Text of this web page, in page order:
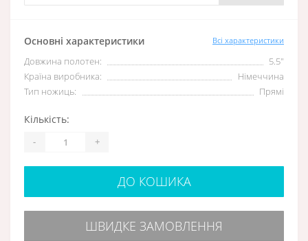
Основні характеристики Всі характеристики
Довжина полотен:
5.5″
Країна виробника:
Німеччина
Тип ножиць:
Прямі
Кількість:
- +
ДО КОШИКА
ШВИДКЕ ЗАМОВЛЕННЯ